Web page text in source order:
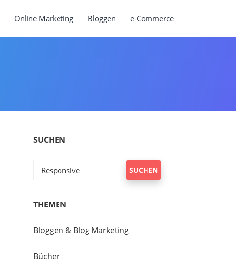
Online Marketing Bloggen e-Commerce
SUCHEN
nach:
THEMEN
Bloggen & Blog Marketing
Bücher